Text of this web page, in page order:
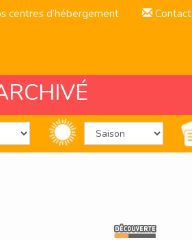
centres d’hébergement Contact